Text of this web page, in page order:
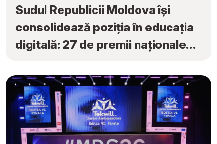
Sudul Republicii Moldova își
consolidează poziția în educația
digitală: 27 de premii naționale
Ambassadors”